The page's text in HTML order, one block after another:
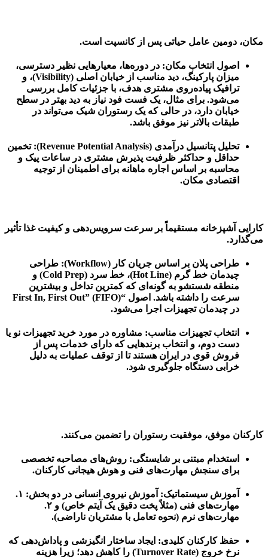
مکان، دومین عامل حیاتی پس از کانسپت است.
اصول انتخاب مکان: در دوره‌ها، معیارهایی نظیر دسترسی،
میزان پارکینگ، دید مناسب از خیابان اصلی (Visibility)، و
ترافیک پیاده‌روی مشتری هدف، با جزئیات کامل بررسی
می‌شود. برای مثال، یک فست فود نیاز به دید بهتر در سطح
خیابان دارد، در حالی که یک رستوران شیک می‌تواند در
طبقات بالاتر نیز موفق باشد.
تحلیل پتانسیل درآمدی (Revenue Potential Analysis):
تخمین
حداقل و حداکثر ظرفیت پذیرش مشتری در ساعات پیک و
محاسبه بر اساس اجاره ماهانه برای اطمینان از توجیه
اقتصادی مکان.
کارایی آشپزخانه مستقیماً بر سرعت سرویس‌دهی و کیفیت غذا تأثیر
می‌گذارد.
طراحی پلان بر اساس جریان کار (Workflow):
طراحی
چیدمان خط گرم (Hot Line)، خط سرد (Cold Prep) و
منطقه شستشو به گونه‌ای که کمترین تداخل و بیشترین
سرعت را داشته باشد. اصول “First In, First Out” (FIFO)
در چیدمان تجهیزات اجرا می‌شود.
انتخاب تجهیزات مناسب: مشاوره در مورد خرید تجهیزات نو یا
دست دوم، و انتخاب برندهایی که دارای خدمات پس از
فروش قوی در ایران هستند تا از توقف عملیات به دلیل
خرابی دستگاه جلوگیری شود.
کارکنان موفق، موفقیت رستوران را تضمین می‌کنند.
استخدام مبتنی بر شایستگی: روش‌های مصاحبه تخصصی
برای سنجش مهارت‌های فنی و هوش هیجانی کارکنان.
آموزش سیستماتیک:
آموزش نیروی انسانی در دو بخش: ۱.
مهارت‌های فنی (مثلاً پخت دقیق یک آیتم خاص) و ۲.
مهارت‌های نرم (نحوه تعامل با مشتریان ناراضی).
حفظ کارکنان کلیدی: ایجاد ساختار انگیزشی و پاداش‌دهی که
نرخ خروج (Turnover Rate) را کاهش دهد؛ زیرا هزینه